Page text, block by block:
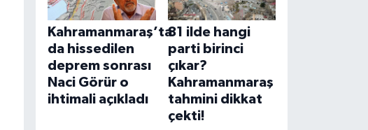
Kahramanmaraş’ta
da hissedilen
deprem sonrası
Naci Görür o
ihtimali açıkladı
81 ilde hangi
parti birinci
çıkar?
Kahramanmaraş
tahmini dikkat
çekti!